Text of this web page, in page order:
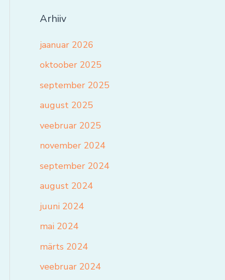
Arhiiv
jaanuar 2026
oktoober 2025
september 2025
august 2025
veebruar 2025
november 2024
september 2024
august 2024
juuni 2024
mai 2024
märts 2024
veebruar 2024